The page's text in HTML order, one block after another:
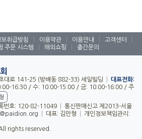
취급방침 이용약관 이용안내 고객센터
주문 시스템 해외쇼핑 출간문의
대로 141-25 (방배동 882-33) 세일빌딩
대표전화:
16:30 / 수: 10:00-15:00 / 금: 10:00-16:00 / 주
번호: 120-82-11049
통신판매신고 제2013-서울
대표: 김만형
개인정보책임관리:
rights reserved.